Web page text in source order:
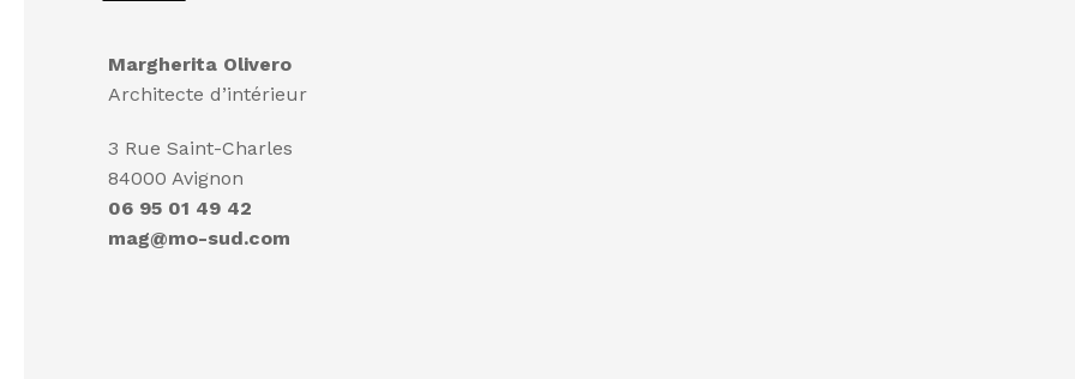
Margherita Olivero
Architecte d’intérieur
3 Rue Saint-Charles
84000 Avignon
06 95 01 49 42
mag@mo-sud.com